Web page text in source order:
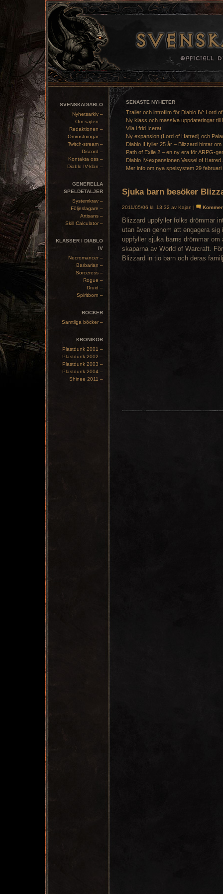
SVENSKADIABLO
Nyhetsarkiv –
Om sajten –
Redaktionen –
Omröstningar –
Twitch-stream –
Discord –
Kontakta oss –
Diablo IV-klan –
GENERELLA
SPELDETALJER
Systemkrav –
Följeslagare –
Artisans –
Skill Calculator –
KLASSER I DIABLO
IV
Necromancer –
Barbarian –
Sorceress –
Rogue –
Druid –
Spiritborn –
BÖCKER
Samtliga böcker –
KRÖNIKOR
Plastdunk 2001 –
Plastdunk 2002 –
Plastdunk 2003 –
Plastdunk 2004 –
Shinee 2011 –
SENASTE NYHETER
Trailer och introfilm för Diablo IV: Lord
Ny klass och massiva uppdateringar till
Vila i frid Icerat!
Ny expansion (Lord of Hatred) och
Diablo II fyller 25 år – Blizzard hintar om
Path of Exile 2 – en ny era för ARPG-
Diablo IV-expansionen Vessel of
Mer info om nya spelsystem 29 februari
Sjuka barn besöker
2011/05/06 kl. 13:32 av Kajan |
Blizzard uppfyller folks drömmar
utan även genom att engagera sig
uppfyller sjuka barns drömmar
skaparna av World of Warcraft.
Blizzard in tio barn och deras